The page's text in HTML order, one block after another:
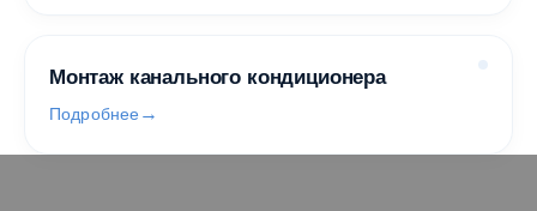
Монтаж канального кондиционера
Подробнее